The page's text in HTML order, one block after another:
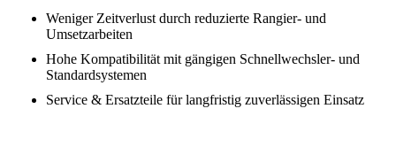
Weniger Zeitverlust durch reduzierte Rangier- und
Umsetzarbeiten
Hohe Kompatibilität mit gängigen Schnellwechsler- und
Standardsystemen
Service & Ersatzteile für langfristig zuverlässigen Einsatz